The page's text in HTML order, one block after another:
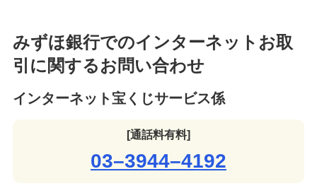
みずほ銀行でのインターネットお取
引に関するお問い合わせ
インターネット宝くじサービス係
[通話料有料]
03–3944–4192